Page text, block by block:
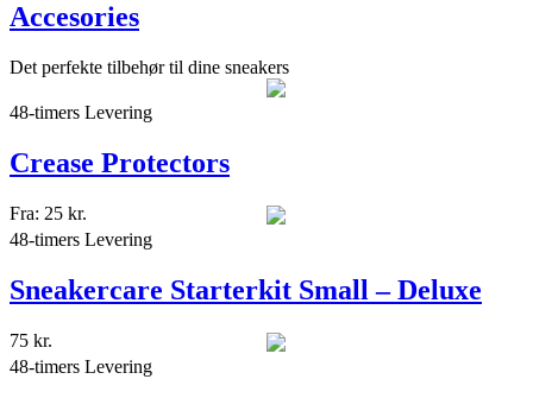
Accesories
Det perfekte tilbehør til dine sneakers
48-timers Levering
Crease Protectors
Fra: 25 kr.
48-timers Levering
Sneakercare Starterkit Small – Deluxe
75 kr.
48-timers Levering